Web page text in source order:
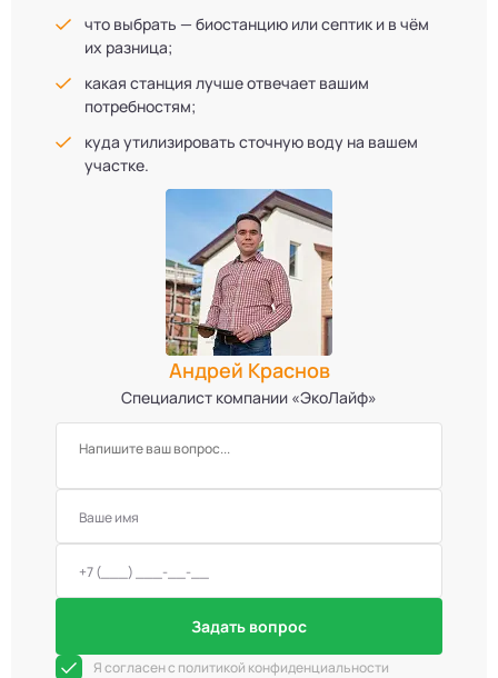
что выбрать — биостанцию или септик и в чём
их разница;
какая станция лучше отвечает вашим
потребностям;
куда утилизировать сточную воду на вашем
участке.
Андрей Краснов
Специалист компании «ЭкоЛайф»
Задать вопрос
Я согласен с политикой конфиденциальности